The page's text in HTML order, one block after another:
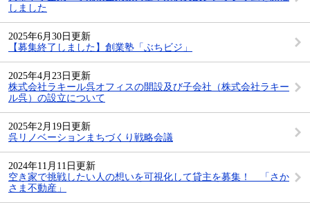
しました
2025年6月30日更新
【募集終了しました】創業塾「ぶちビジ」
2025年4月23日更新
株式会社ラキール呉オフィスの開設及び子会社（株式会社ラキー
ル呉）の設立について
2025年2月19日更新
呉リノベーションまちづくり戦略会議
2024年11月11日更新
空き家で挑戦したい人の想いを可視化して貸主を募集！ 「さか
さま不動産」